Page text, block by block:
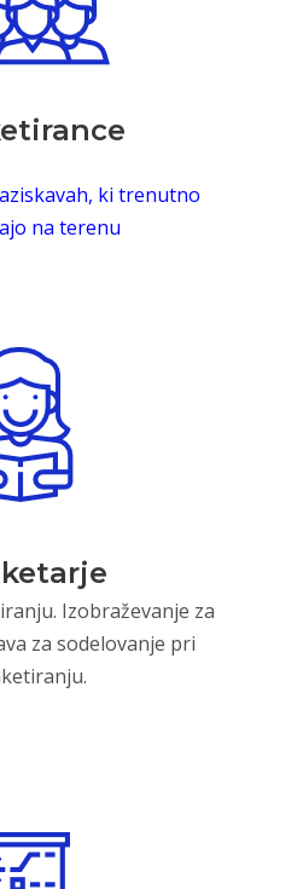
ki trenutno
na terenu
Izobraževanje za
za sodelovanje pri